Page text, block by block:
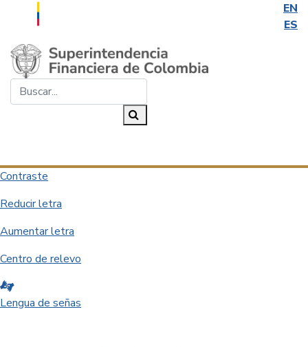
EN
ES
Saltar al contenido principal
Contraste
Reducir letra
Aumentar letra
Centro de relevo
Lengua de señas